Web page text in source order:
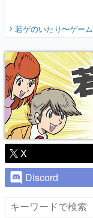
若ゲのいたり〜ゲー
X
Discord